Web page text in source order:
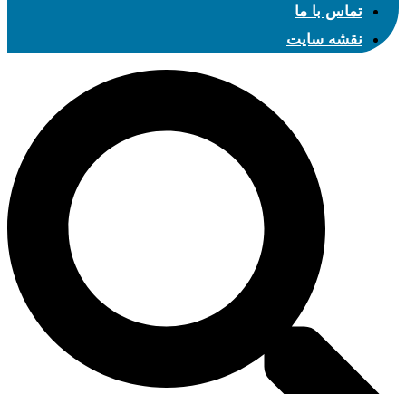
تماس با ما
نقشه سایت